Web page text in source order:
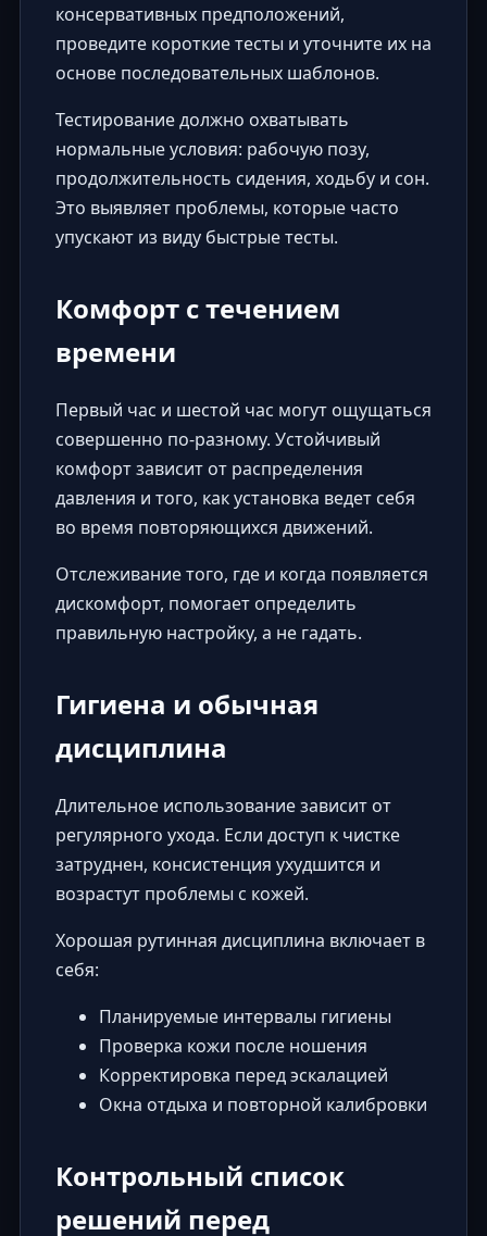
консервативных предположений,
проведите короткие тесты и уточните их на
основе последовательных шаблонов.
Тестирование должно охватывать
нормальные условия: рабочую позу,
продолжительность сидения, ходьбу и сон.
Это выявляет проблемы, которые часто
упускают из виду быстрые тесты.
Комфорт с течением
времени
Первый час и шестой час могут ощущаться
совершенно по-разному. Устойчивый
комфорт зависит от распределения
давления и того, как установка ведет себя
во время повторяющихся движений.
Отслеживание того, где и когда появляется
дискомфорт, помогает определить
правильную настройку, а не гадать.
Гигиена и обычная
дисциплина
Длительное использование зависит от
регулярного ухода. Если доступ к чистке
затруднен, консистенция ухудшится и
возрастут проблемы с кожей.
Хорошая рутинная дисциплина включает в
себя:
Планируемые интервалы гигиены
Проверка кожи после ношения
Корректировка перед эскалацией
Окна отдыха и повторной калибровки
Контрольный список
решений перед